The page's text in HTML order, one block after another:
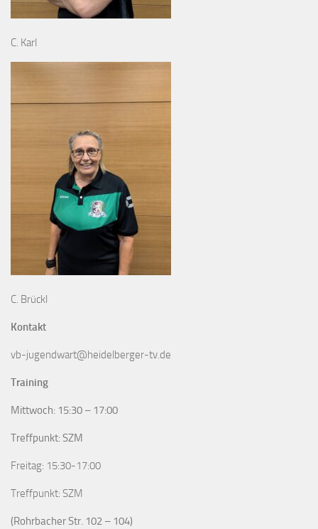
C. Karl
C. Brückl
Kontakt
vb-jugendwart@heidelberger-tv.de
Training
Mittwoch: 15:30 – 17:00
Treffpunkt: SZM
Freitag: 15:30-17:00
Treffpunkt: SZM
(Rohrbacher Str. 102 – 104)